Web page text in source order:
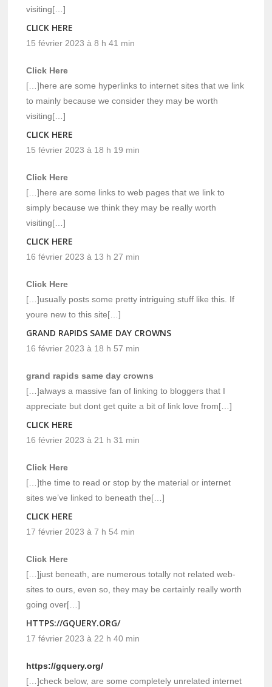
visiting[…]
CLICK HERE
15 février 2023 à 8 h 41 min
Click Here
[…]here are some hyperlinks to internet sites that we link
to mainly because we consider they may be worth
visiting[…]
CLICK HERE
15 février 2023 à 18 h 19 min
Click Here
[…]here are some links to web pages that we link to
simply because we think they may be really worth
visiting[…]
CLICK HERE
16 février 2023 à 13 h 27 min
Click Here
[…]usually posts some pretty intriguing stuff like this. If
youre new to this site[…]
GRAND RAPIDS SAME DAY CROWNS
16 février 2023 à 18 h 57 min
grand rapids same day crowns
[…]always a massive fan of linking to bloggers that I
appreciate but dont get quite a bit of link love from[…]
CLICK HERE
16 février 2023 à 21 h 31 min
Click Here
[…]the time to read or stop by the material or internet
sites we’ve linked to beneath the[…]
CLICK HERE
17 février 2023 à 7 h 54 min
Click Here
[…]just beneath, are numerous totally not related web-
sites to ours, even so, they may be certainly really worth
going over[…]
HTTPS://GQUERY.ORG/
17 février 2023 à 22 h 40 min
https://gquery.org/
[…]check below, are some completely unrelated internet